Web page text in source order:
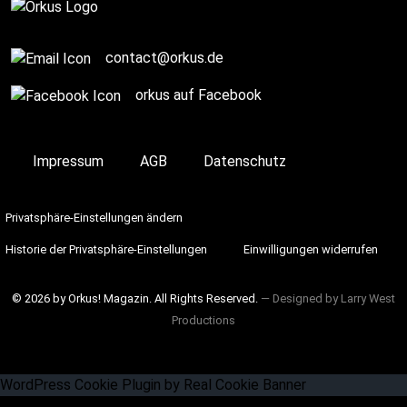
contact@orkus.de
orkus auf Facebook
Impressum AGB Datenschutz
Privatsphäre-Einstellungen ändern
Historie der Privatsphäre-Einstellungen Einwilligungen widerrufen
© 2026 by Orkus! Magazin. All Rights Reserved. ― Designed by Larry West
Productions
WordPress Cookie Plugin by Real Cookie Banner